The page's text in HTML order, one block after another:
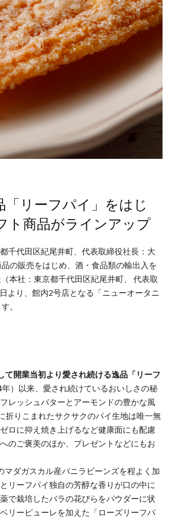
「リーフパイ」をはじ
ト商品がラインアップ
千代⽥区紀尾井町、代表取締役社⻑：⼤
の販売をはじめ、酒・⾷品類の輸出⼊を
本社：東京都千代⽥区紀尾井町、 代表取
より、館内2号店となる「ニューオータニ
。
開業当初より愛され続ける逸品「リーフ
）以来、愛され続けているおいしさの秘
レッシュバターとアーモンドの豊かな⾵
折りこまれたサクサクのパイ⽣地は唯一無
ロに抑え焼き上げるなど健康面にも配慮
のご褒美のほか、プレゼントなどにもお
ダガスカル産バニラビーンズを程よく加
リーフパイ独自の芳醇な香りが口の中に
で栽培したバラの花びらをパウダーに状
リーピューレを加えた「ローズリーフパ